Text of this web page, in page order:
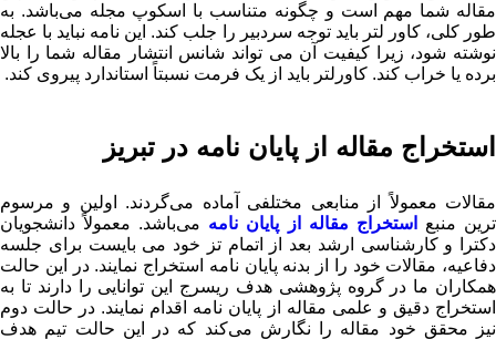
مقاله شما مهم است و چگونه متناسب با اسکوپ مجله می‌باشد. به
طور کلی، کاور لتر باید توجه سردبیر را جلب کند. این نامه نباید با عجله
نوشته شود، زیرا کیفیت آن می تواند شانس انتشار مقاله شما را بالا
برده یا خراب کند. کاورلتر باید از یک فرمت نسبتاً استاندارد پیروی کند.
استخراج مقاله از پایان نامه در تبریز
مقالات معمولاً از منابعی مختلفی آماده می‌گردند. اولین و مرسوم
ترین منبع
استخراج مقاله از پایان نامه می‌باشد. معمولاً دانشجویان
دکترا و کارشناسی ارشد بعد از اتمام تز خود می بایست برای جلسه
دفاعیه، مقالات خود را از بدنه پایان نامه استخراج نمایند. در این حالت
همکاران ما در گروه پژوهشی هدف ریسرج این توانایی را دارند تا به
استخراج دقیق و علمی مقاله از پایان نامه اقدام نمایند. در حالت دوم
نیز محقق خود مقاله را نگارش می‌کند که در این حالت تیم هدف